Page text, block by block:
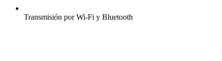
Transmisión por Wi-Fi y Bluetooth